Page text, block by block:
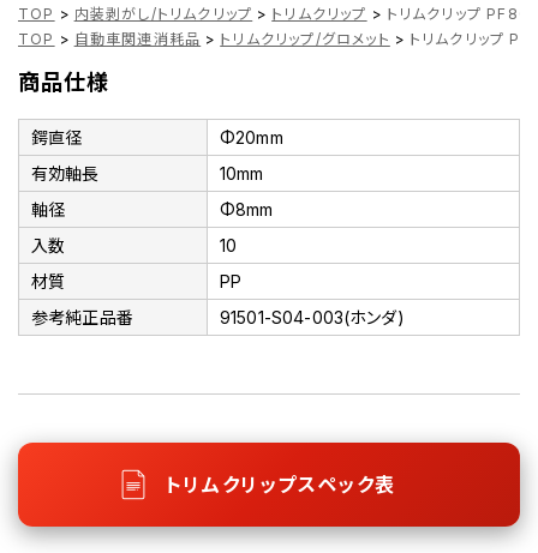
TOP > 内装剥がし/トリムクリップ > トリムクリップ > トリムクリップ
TOP > 自動車関連消耗品 > トリムクリップ/グロメット > トリムクリップ
商品仕様
鍔直径
Φ20mm
有効軸長
10mm
軸径
Φ8mm
入数
10
材質
PP
参考純正品番
91501-S04-003(ホンダ)
トリムクリップスペック表